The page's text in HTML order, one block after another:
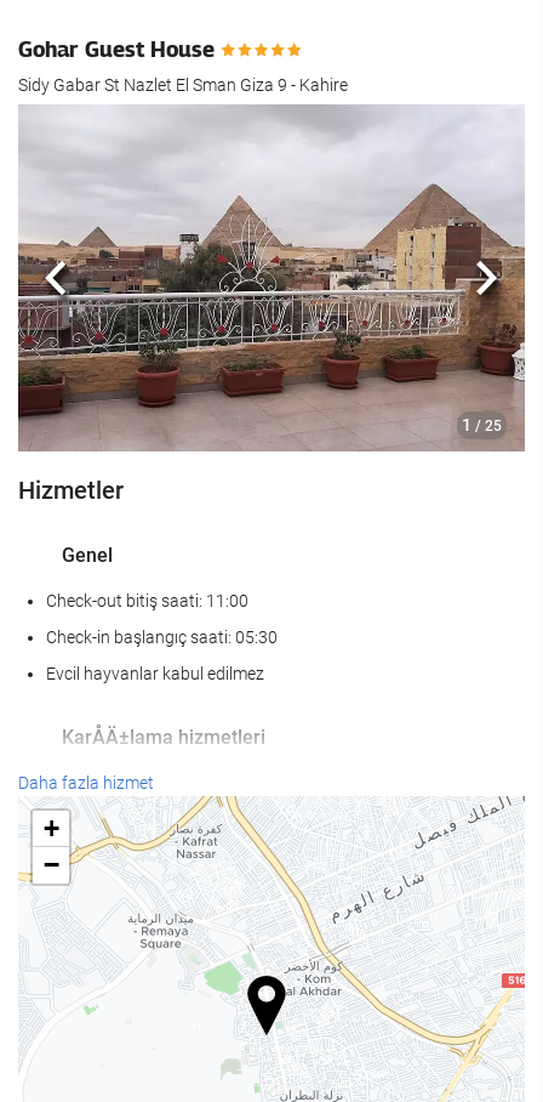
Gohar Guest House
Sidy Gabar St Nazlet El Sman Giza 9 - Kahire
1 / 25
Önceki
Hizmetler
Genel
Check-out bitiş saati: 11:00
Check-in başlangıç saati: 05:30
Evcil hayvanlar kabul edilmez
KarÅÄ±lama hizmetleri
24-saat açık resepsiyon
Bagaj muhafazası
Kat hizmetleri
Çamaşır
Daha fazla hizmet
+
−